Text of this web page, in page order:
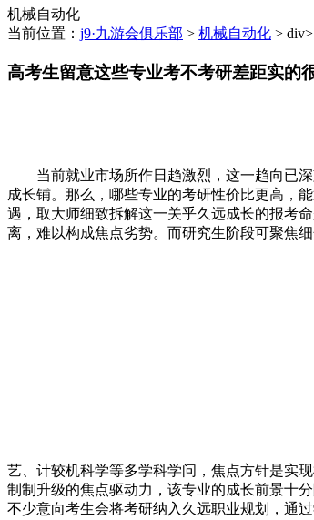
机械自动化
当前位置： j9·九游会俱乐部 > 机械自动化 > div>
高考生留意这些专业考不考研差距实的
当前就业市场所作日趋激烈，这一趋向已深
成长铺。那么，哪些专业的考研性价比更高，
遇，取大师细致拆解这一关乎久远成长的报考
离，难以构成焦点劣势。而研究生阶段可聚焦
艺、计较机科学等多学科学问，焦点方针是实
制制升级的焦点驱动力，该专业的成长前景十
不少意向考生会将考研纳入久远职业规划，通